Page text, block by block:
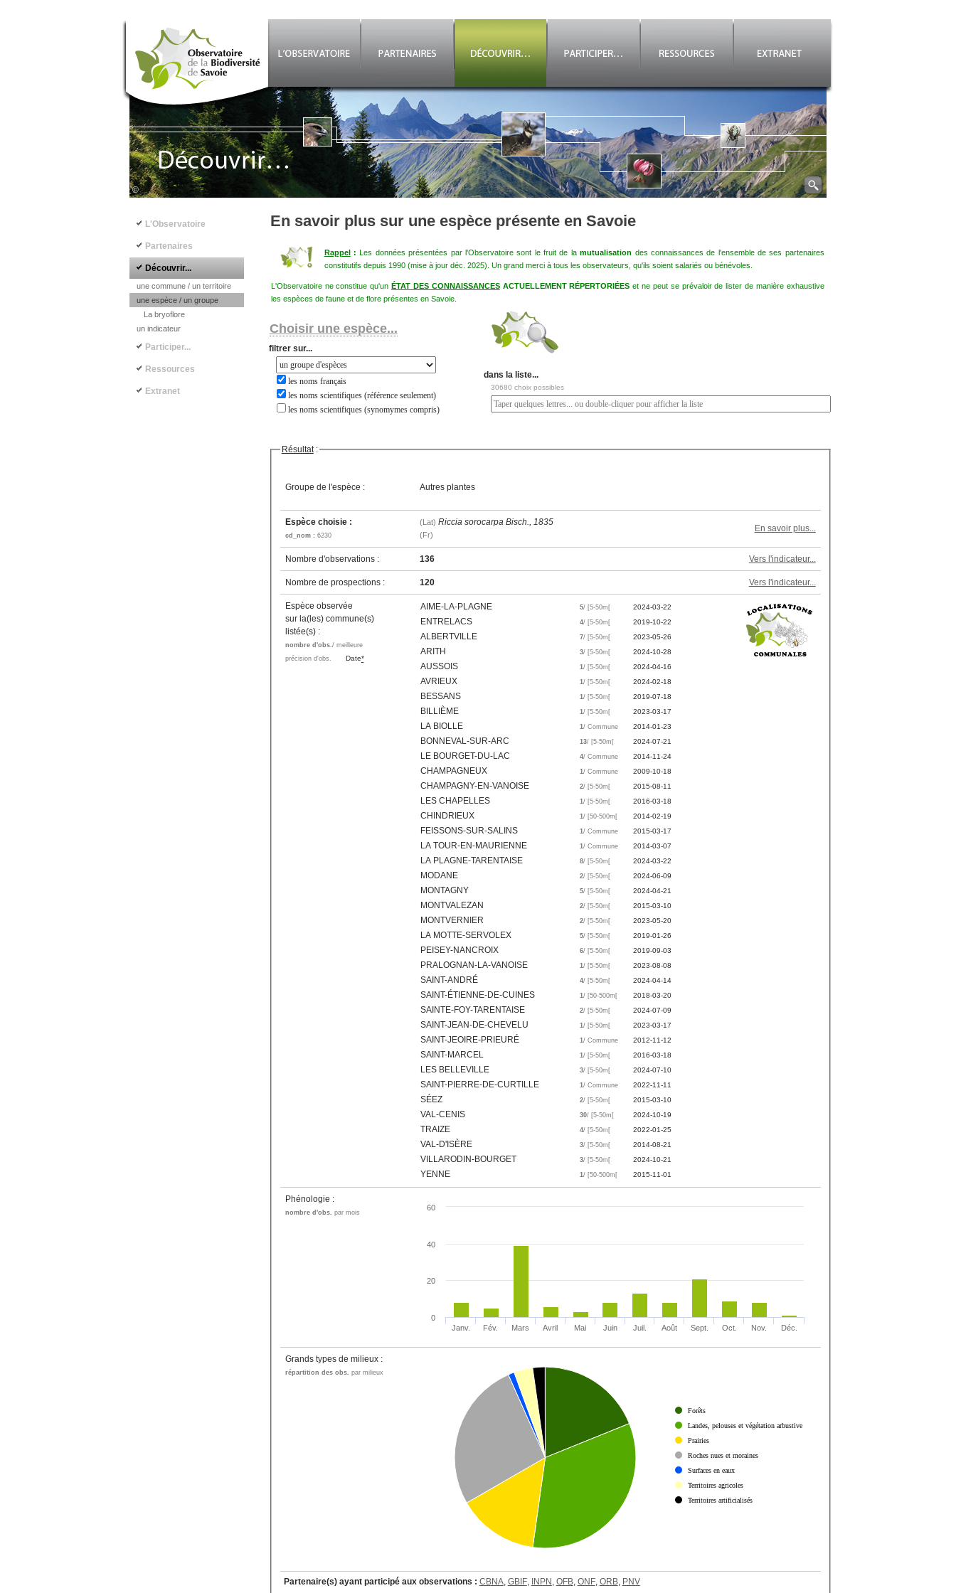
©
En savoir plus sur une espèce présente en Savoie
Rappel:Les données présentées par l'Observatoire sont le fruit de lamutualisation des connaissances de l'ensemble de ses partenaires
constitutifs depuis 1990 (mise à jour déc. 2025). Un grand merci à tous les observateurs, qu'ils soient salariés ou bénévoles.
L'Observatoire ne constitue qu'unÉTAT DES CONNAISSANCESACTUELLEMENT RÉPERTORIÉESet ne peut se prévaloir de lister de manière exhaustive
les espèces de faune et de flore présentes en Savoie.
Choisir une espèce...
filtrer sur...
les noms français
les noms scientifiques (référence seulement)
les noms scientifiques (synomymes compris)
dans la liste...
30680 choix possibles
Résultat:
Groupe de l'espèce : Autres plantes
Espèce choisie :
cd_nom : 6230
(Lat) Riccia sorocarpa Bisch., 1835
(Fr)
En savoir plus...
Nombre d'observations : 136 Vers l'indicateur...
Nombre de prospections : 120 Vers l'indicateur...
Espèce observée
sur la(les) commune(s)
listée(s) :
nombre d'obs./ meilleure
précision d'obs.
Date*
AIME-LA-PLAGNE 5/ [5-50m[ 2024-03-22
ENTRELACS 4/ [5-50m[ 2019-10-22
ALBERTVILLE 7/ [5-50m[ 2023-05-26
ARITH 3/ [5-50m[ 2024-10-28
AUSSOIS 1/ [5-50m[ 2024-04-16
AVRIEUX 1/ [5-50m[ 2024-02-18
BESSANS 1/ [5-50m[ 2019-07-18
BILLIÈME 1/ [5-50m[ 2023-03-17
LA BIOLLE 1/ Commune 2014-01-23
BONNEVAL-SUR-ARC 13/ [5-50m[ 2024-07-21
LE BOURGET-DU-LAC 4/ Commune 2014-11-24
CHAMPAGNEUX 1/ Commune 2009-10-18
CHAMPAGNY-EN-VANOISE 2/ [5-50m[ 2015-08-11
LES CHAPELLES 1/ [5-50m[ 2016-03-18
CHINDRIEUX 1/ [50-500m[ 2014-02-19
FEISSONS-SUR-SALINS 1/ Commune 2015-03-17
LA TOUR-EN-MAURIENNE 1/ Commune 2014-03-07
LA PLAGNE-TARENTAISE 8/ [5-50m[ 2024-03-22
MODANE 2/ [5-50m[ 2024-06-09
MONTAGNY 5/ [5-50m[ 2024-04-21
MONTVALEZAN 2/ [5-50m[ 2015-03-10
MONTVERNIER 2/ [5-50m[ 2023-05-20
LA MOTTE-SERVOLEX 5/ [5-50m[ 2019-01-26
PEISEY-NANCROIX 6/ [5-50m[ 2019-09-03
PRALOGNAN-LA-VANOISE 1/ [5-50m[ 2023-08-08
SAINT-ANDRÉ 4/ [5-50m[ 2024-04-14
SAINT-ÉTIENNE-DE-CUINES 1/ [50-500m[ 2018-03-20
SAINTE-FOY-TARENTAISE 2/ [5-50m[ 2024-07-09
SAINT-JEAN-DE-CHEVELU 1/ [5-50m[ 2023-03-17
SAINT-JEOIRE-PRIEURÉ 1/ Commune 2012-11-12
SAINT-MARCEL 1/ [5-50m[ 2016-03-18
LES BELLEVILLE 3/ [5-50m[ 2024-07-10
SAINT-PIERRE-DE-CURTILLE 1/ Commune 2022-11-11
SÉEZ 2/ [5-50m[ 2015-03-10
VAL-CENIS 30/ [5-50m[ 2024-10-19
TRAIZE 4/ [5-50m[ 2022-01-25
VAL-D'ISÈRE 3/ [5-50m[ 2014-08-21
VILLARODIN-BOURGET 3/ [5-50m[ 2024-10-21
YENNE 1/ [50-500m[ 2015-11-01
Phénologie :
nombre d'obs. par mois
Janv. Fév. Mars Avril Mai Juin Juil. Août Sept. Oct. Nov. Déc.
0
20
40
60
Grands types de milieux :
répartition des obs. par milieux
Forêts
Landes, pelouses et végétation arbustive
Prairies
Roches nues et moraines
Surfaces en eaux
Territoires agricoles
Territoires artificialisés
Partenaire(s) ayant participé aux observations : CBNA, GBIF, INPN , OFB, ONF, ORB, PNV
Navigation principale
L'Observatoire
Partenaires
Découvrir...
une commune / un territoire
une espèce / un groupe
La bryoflore
un indicateur
Participer...
Ressources
Extranet